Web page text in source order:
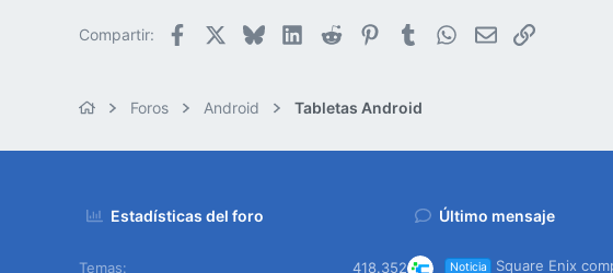
Compartir: Facebook BlueskyLinkedIn
Reddit PinterestTumblr WhatsApp
EmailEnlace
Foros Android Tabletas Android
Estadísticas del foro
Temas 418.352
Último mensaje
Noticia Square Enix